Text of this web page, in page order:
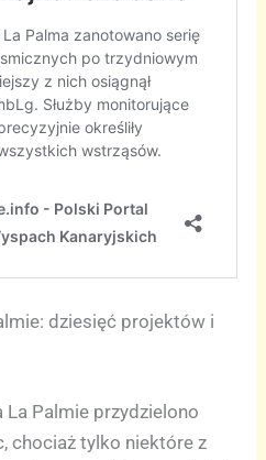
dziesięć projektów i
Palmie przydzielono
chociaż tylko niektóre z